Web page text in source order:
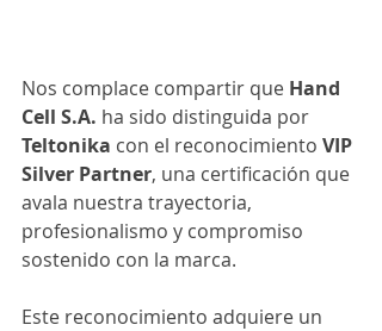
Nos complace compartir que Hand
Cell S.A. ha sido distinguida por
Teltonika con el reconocimiento VIP
Silver Partner, una certificación que
avala nuestra trayectoria,
profesionalismo y compromiso
sostenido con la marca.
Este reconocimiento adquiere un